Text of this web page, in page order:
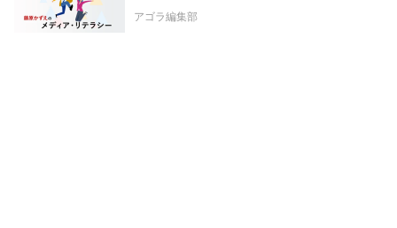
アゴラ編集部